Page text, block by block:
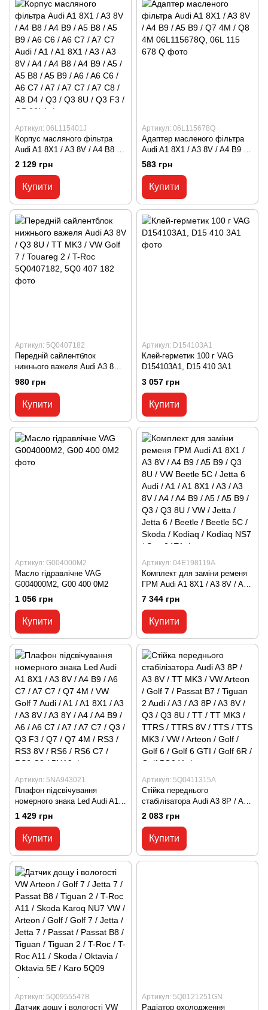
Kodiaq NS 06K9
Артикул: 06L115401J
Корпус масляного фільтра
Audi A1 8X1 / A3 8V / A4 B8 /
A4 B9 / A5 B8 / A5 B9 / A6 C6 /
A6 C7 / A7 C7 Audi / A1 / A1
8X1 / A3 / A3 8V / A4 / A4 B8 /
A4 B9 / A5 / A5 B8 / A5 B9 / A6
/ A6 C6 / A6 C7 / A7 / A7 C7 /
A7 C8 / A8 D4 / Q3 / Q3 8U /
Q3 F3 / Q5 06L1
2 129 грн
Купити
Артикул: 06L115678Q
Адаптер масленого фільтра
Audi A1 8X1 / A3 8V / A4 B9 /
A5 B9 / Q7 4M / Q8 4M
06L115678Q, 06L 115 678 Q
583 грн
Купити
Артикул: 5Q0407182
Передній сайлентблок
нижнього важеля Audi A3 8V /
Q3 8U / TT MK3 / VW Golf 7 /
Touareg 2 / T-Roc 5Q0407182,
5Q0 407 182
980 грн
Купити
Артикул: D154103A1
Клей-герметик 100 г VAG
D154103A1, D15 410 3A1
3 057 грн
Купити
Артикул: G004000M2
Масло гідравлічне VAG
G004000M2, G00 400 0M2
1 056 грн
Купити
Артикул: 04E198119A
Комплект для заміни ременя
ГРМ Audi A1 8X1 / A3 8V / A4
B9 / A5 B9 / Q3 8U / VW Beetle
5C / Jetta 6 Audi / A1 / A1 8X1 /
A3 / A3 8V / A4 / A4 B9 / A5 /
A5 B9 / Q3 / Q3 8U / VW /
Jetta / Jetta 6 / Beetle / Beetle
5C / Skoda / Kodiaq / Kodiaq
NS7 / Sup 04E1
7 344 грн
Купити
Артикул: 5NA943021
Плафон підсвічування
номерного знака Led Audi A1
8X1 / A3 8V / A4 B9 / A6 C7 /
A7 C7 / Q7 4M / VW Golf 7
Audi / A1 / A1 8X1 / A3 / A3 8V
/ A3 8Y / A4 / A4 B9 / A6 / A6
C7 / A7 / A7 C7 / Q3 / Q3 F3 /
Q7 / Q7 4M / RS3 / RS3 8V /
RS6 / RS6 С7 / RS6 C8 / 5NA9
1 429 грн
Купити
Артикул: 5Q0411315A
Стійка переднього
стабілізатора Audi A3 8P / A3
8V / TT MK3 / VW Arteon / Golf
7 / Passat B7 / Tiguan 2 Audi /
A3 / A3 8P / A3 8V / Q3 / Q3
8U / TT / TT MK3 / TTRS /
TTRS 8V / TTS / TTS MK3 /
2 083 грн
Купити
Артикул: 5Q0955547B
Датчик дощу і вологості VW
Артикул: 5Q0121251GN
Радіатор охолодження